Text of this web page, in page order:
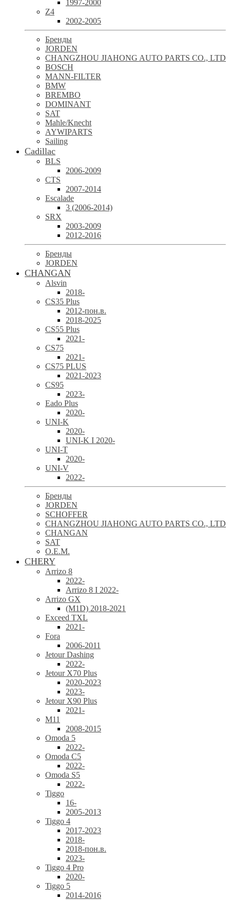
1997-2000
Z4
2002-2005
Бренды
JORDEN
CHANGZHOU JIAHONG AUTO PARTS CO., LTD
BOSCH
MANN-FILTER
BMW
BREMBO
DOMINANT
SAT
Mahle/Knecht
AYWIPARTS
Sailing
Cadillac
BLS
2006-2009
CTS
2007-2014
Escalade
3 (2006-2014)
SRX
2003-2009
2012-2016
Бренды
JORDEN
CHANGAN
Alsvin
2018-
CS35 Plus
2012-пон.в.
2018-2025
CS55 Plus
2021-
CS75
2021-
CS75 PLUS
2021-2023
CS95
2023-
Eado Plus
2020-
UNI-K
2020-
UNI-K I 2020-
UNI-T
2020-
UNI-V
2022-
Бренды
JORDEN
SCHOFFER
CHANGZHOU JIAHONG AUTO PARTS CO., LTD
CHANGAN
SAT
O.E.M.
CHERY
Arrizo 8
2022-
Arrizo 8 I 2022-
Arrizo GX
(M1D) 2018-2021
Exceed TXL
2021-
Fora
2006-2011
Jetour Dashing
2022-
Jetour X70 Plus
2020-2023
2023-
Jetour X90 Plus
2021-
M11
2008-2015
Omoda 5
2022-
Omoda C5
2022-
Omoda S5
2022-
Tiggo
16-
2005-2013
Tiggo 4
2017-2023
2018-
2018-пон.в.
2023-
Tiggo 4 Pro
2020-
Tiggo 5
2014-2016